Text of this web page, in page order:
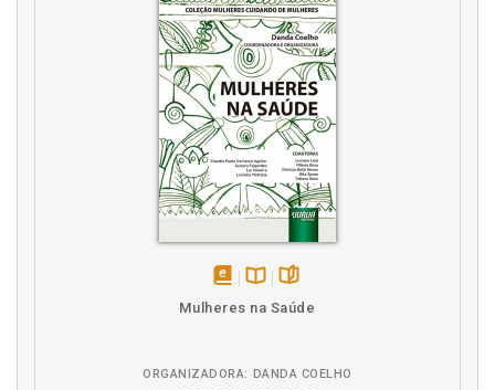
Toxicidade. Mães tóxicas e a destruição da
autoestima, p. 61
Disponível
páginas
Mulheres na Saúde
ORGANIZADORA: DANDA COELHO